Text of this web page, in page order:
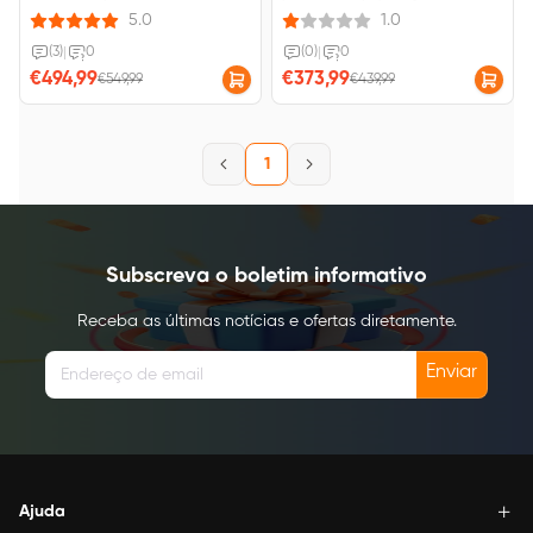
Paint X está integrado à
assinatura gratuita.
5.0
(3) 0
€494,99€549,99
Notes 16,7 milhões de coresTaxa
de atualização de 90HzSistema
Android 14
1.0
(0) 0
€373,99€439,99
1
Subscreva o boletim informativo
Receba as últimas notícias e ofertas diretamente.
Enviar
Ajuda